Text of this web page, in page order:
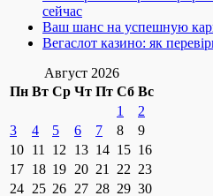
сейчас
Ваш шанс на успешную
Вегаслот казино: як
Август 2026
Пн Вт Ср Чт Пт Сб Вс
1
2
3
4 5 6 7 8
9
10 11 12 13 14 15 16
17 18 19 20 21 22 23
24 25 26 27 28 29 30